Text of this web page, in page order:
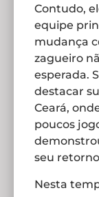
Contudo,
equipe
mudança
zagueiro
esperada.
destacar
Ceará,
poucos
seu
Nesta